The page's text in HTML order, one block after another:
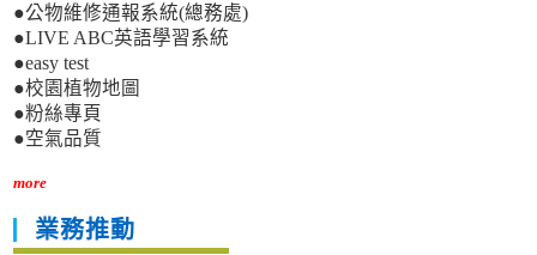
●公物維修通報系統(總務處)
●LIVE ABC英語學習系統
●easy test
●校園植物地圖
●粉絲專頁
●空氣品質
more
業務推動